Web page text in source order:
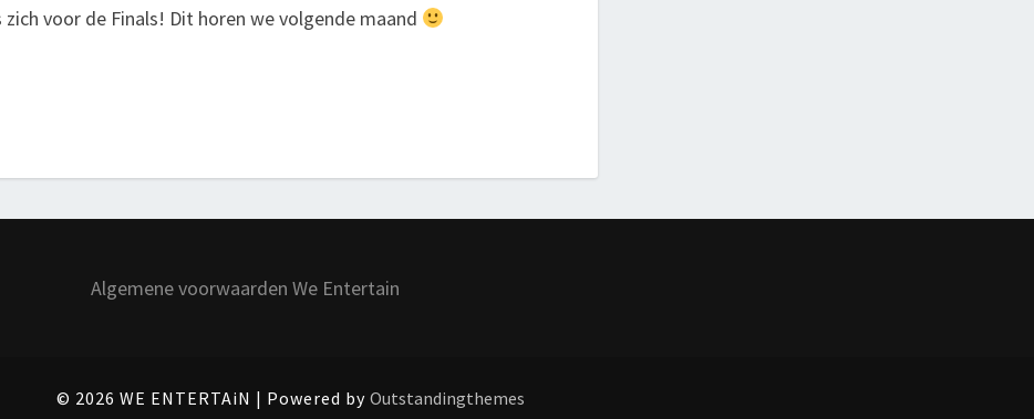
voor de Finals! Dit horen we volgende maand
Algemene voorwaarden We Entertain
© 2026 WE ENTERTAiN | Powered by Outstandingthemes